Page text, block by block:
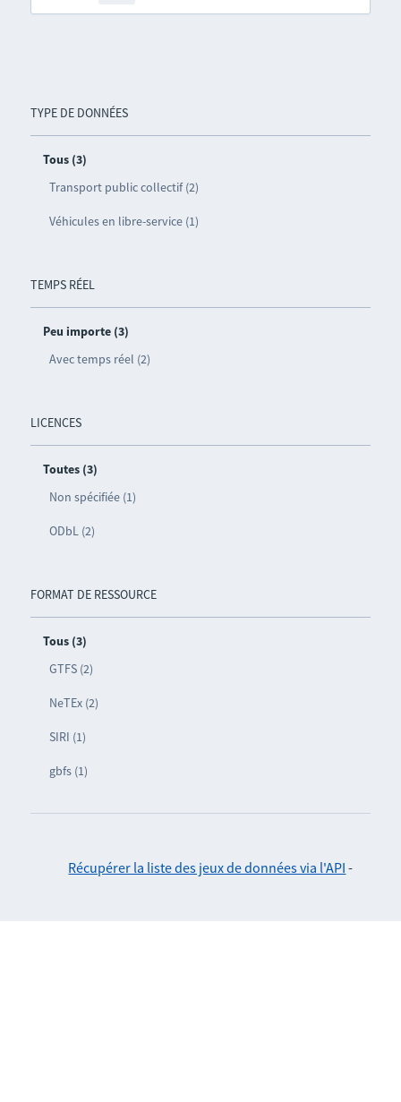
TYPE DE DONNÉES
Tous (3)
Transport public collectif (2)
Véhicules en libre-service (1)
TEMPS RÉEL
Peu importe (3)
Avec temps réel (2)
LICENCES
Toutes (3)
Non spécifiée (1)
ODbL (2)
FORMAT DE RESSOURCE
Tous (3)
GTFS (2)
NeTEx (2)
SIRI (1)
gbfs (1)
Récupérer la liste des jeux de données via l'API -